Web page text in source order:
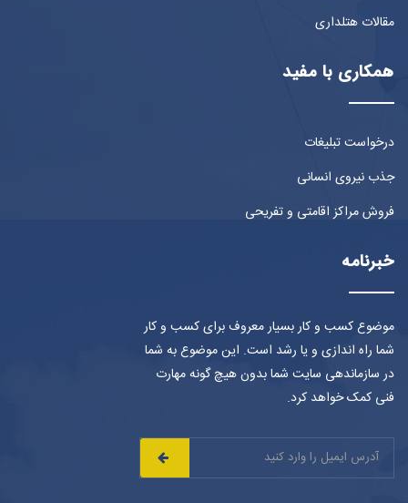
مقالات هتلداری
همکاری با مفید
درخواست تبلیغات
جذب نیروی انسانی
فروش مراکز اقامتی و تفریحی
خبرنامه
موضوع کسب و کار بسیار معروف برای کسب و کار
شما راه اندازی و یا رشد است. این موضوع به شما
در سازماندهی سایت شما بدون هیچ گونه مهارت
فنی کمک خواهد کرد.